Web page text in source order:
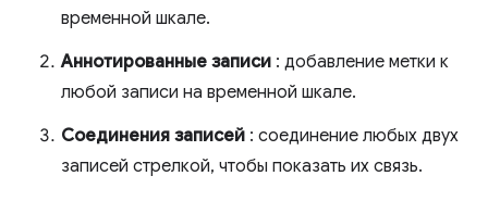
временной шкале.
Аннотированные записи : добавление метки к
любой записи на временной шкале.
Соединения записей : соединение любых двух
записей стрелкой, чтобы показать их связь.